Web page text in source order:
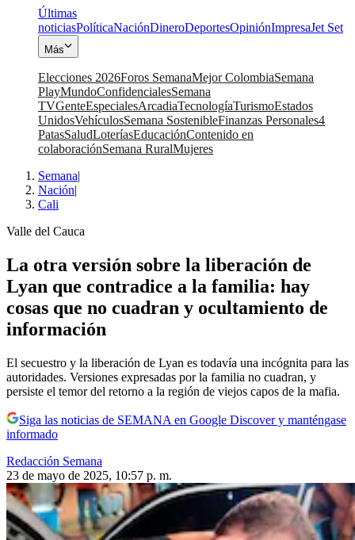
Últimas
noticiasPolíticaNaciónDineroDeportesOpiniónImpresaJet Set
Más
Elecciones 2026Foros SemanaMejor ColombiaSemana
PlayMundoConfidencialesSemana
TVGenteEspecialesArcadiaTecnologíaTurismoEstados
UnidosVehículosSemana SostenibleFinanzas Personales4
PatasSaludLoteríasEducaciónContenido en
colaboraciónSemana RuralMujeres
Semana|
Nación|
Cali
Valle del Cauca
La otra versión sobre la liberación de
Lyan que contradice a la familia: hay
cosas que no cuadran y ocultamiento de
información
El secuestro y la liberación de Lyan es todavía una incógnita para las
autoridades. Versiones expresadas por la familia no cuadran, y
persiste el temor del retorno a la región de viejos capos de la mafia.
Siga las noticias de SEMANA en Google Discover y manténgase
informado
Redacción Semana
23 de mayo de 2025, 10:57 p. m.